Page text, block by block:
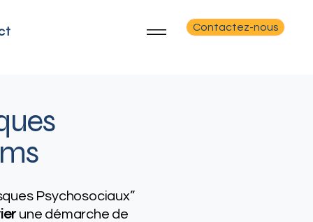
Contactez-nous
Psychosociaux”
une démarche de